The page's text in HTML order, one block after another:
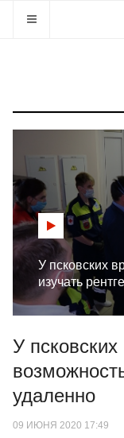
У псковских
изучать
У
удаленно
09 ИЮНЯ 2020 17:49